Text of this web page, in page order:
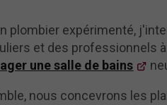
plombier expérimenté,
et des professionnels
une salle de bains
nous concevrons les